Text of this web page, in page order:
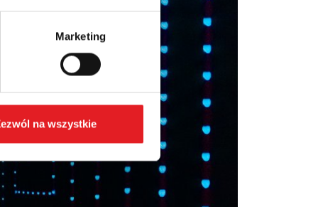
Marketing
na wszystkie